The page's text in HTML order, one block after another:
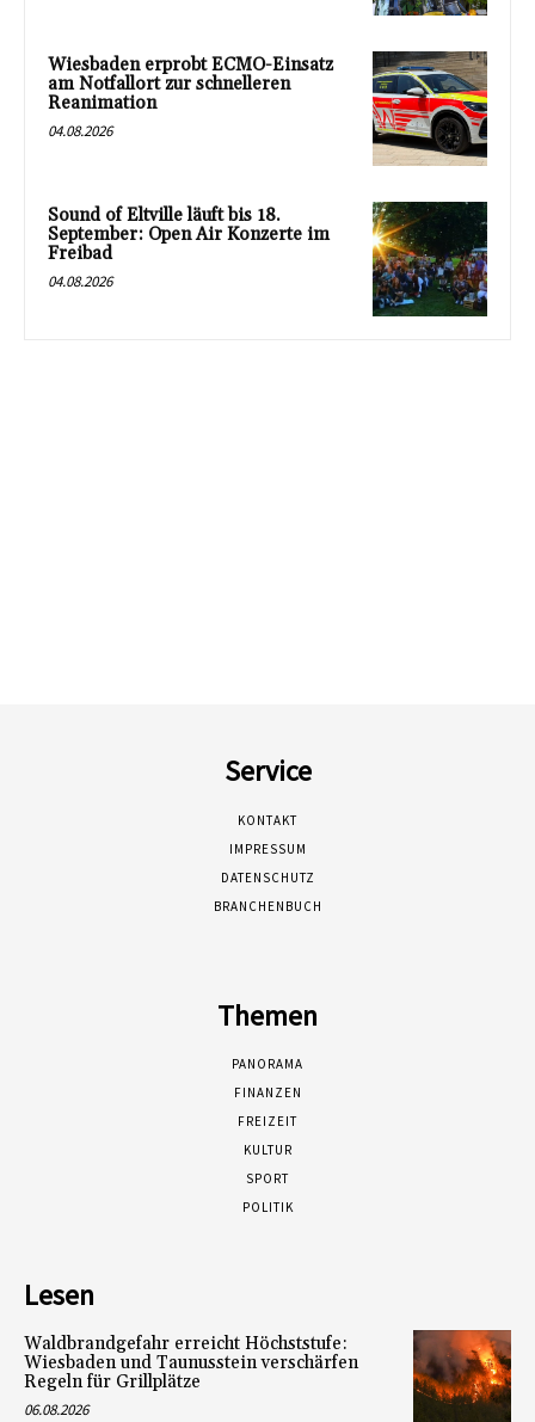
Wiesbaden erprobt ECMO-Einsatz
am Notfallort zur schnelleren
Reanimation
04.08.2026
Sound of Eltville läuft bis 18.
September: Open Air Konzerte im
Freibad
04.08.2026
Service
KONTAKT
IMPRESSUM
DATENSCHUTZ
BRANCHENBUCH
Themen
PANORAMA
FINANZEN
FREIZEIT
KULTUR
SPORT
POLITIK
Lesen
Waldbrandgefahr erreicht Höchststufe:
Wiesbaden und Taunusstein verschärfen
Regeln für Grillplätze
06.08.2026